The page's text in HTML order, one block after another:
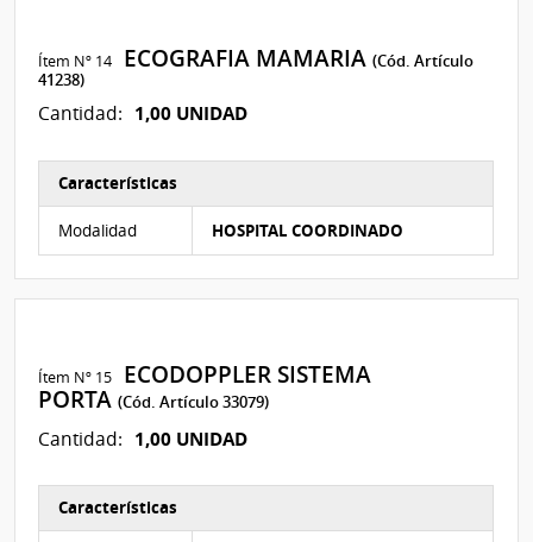
Ítem Nº 14 ECOGRAFIA MAMARIA(Cód. Artículo
41238)
Cantidad: 1,00 UNIDAD
Características
Modalidad HOSPITAL COORDINADO
Ítem Nº 15
ECODOPPLER SISTEMA
PORTA(Cód. Artículo 33079)
Cantidad: 1,00 UNIDAD
Características